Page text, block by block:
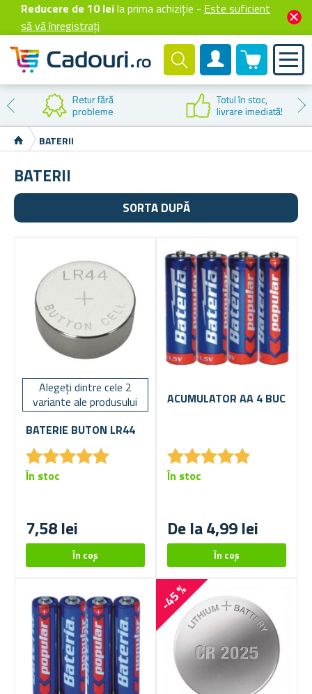
Reducere de 10 leila prima achiziție - Este suficient
să vă înregistrați
Cont client
0 produselor
Retur fără
probleme
Totul în stoc,
livrare imediată!
BATERII
BATERII
SORTA DUPĂ
Alegeți dintre cele 2
variante ale produsului
BATERIE BUTON LR44
★★★★★
★★★★★
7,58 lei
În stoc
ACUMULATOR AA 4 BUC
★★★★★
★★★★★
De la 4,99 lei
În stoc
-45 %